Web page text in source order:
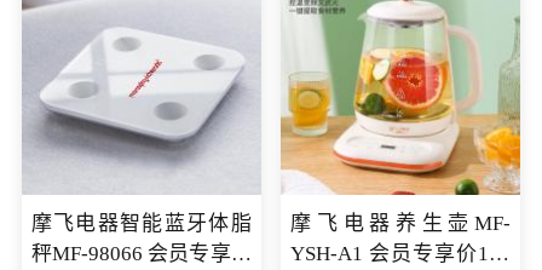
摩飞电器智能蓝牙体脂
秤MF-98066 会员专享价
摩飞电器养生壶MF-
YSH-A1 会员专享价198